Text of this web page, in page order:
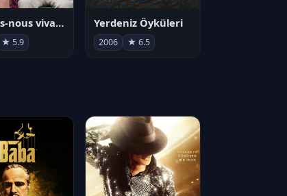
Aimons-nous vivants
★ 5.9
Yerdeniz Öyküleri
2006 ★ 6.5